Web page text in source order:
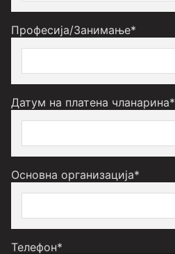
Професија/Занимање*
Датум на платена чланарина*
Основна организација*
Телефон*